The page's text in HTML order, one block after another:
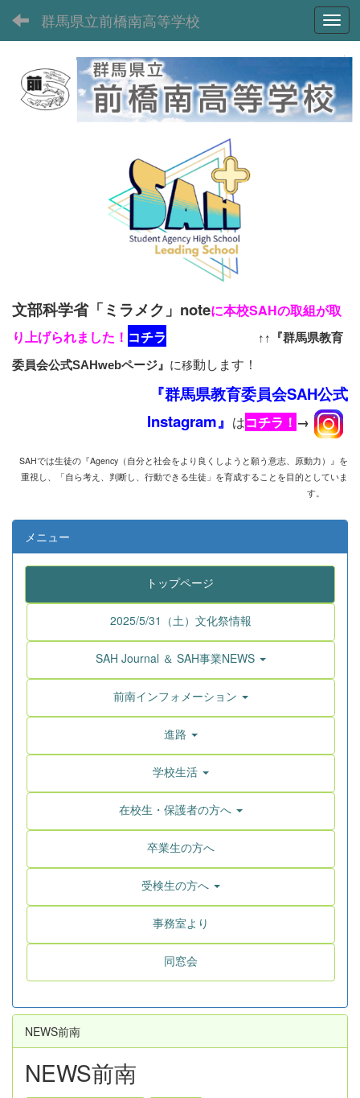
群馬県立前橋南高等学校
文部科学省「ミラメク」noteに本校SAHの取組が取
り上げられました！ コチラ ↑↑『群馬県教育
委員会公式SAHwebページ』 に移動します！
『群馬県教育委員会SAH公式
Instagram』 はコチラ！ →
SAHでは生徒の『Agency （自分と社会をより良くしようと願う意志、原動力）』を
重視し、
「自ら考え、判断し、行動できる生徒」を育成することを目的としていま
す。
メニュー
トップページ
2025/5/31（土）文化祭情報
SAH Journal ＆ SAH事業NEWS
前南インフォメーション
進路
学校生活
在校生・保護者の方へ
卒業生の方へ
受検生の方へ
事務室より
同窓会
NEWS前南
NEWS前南